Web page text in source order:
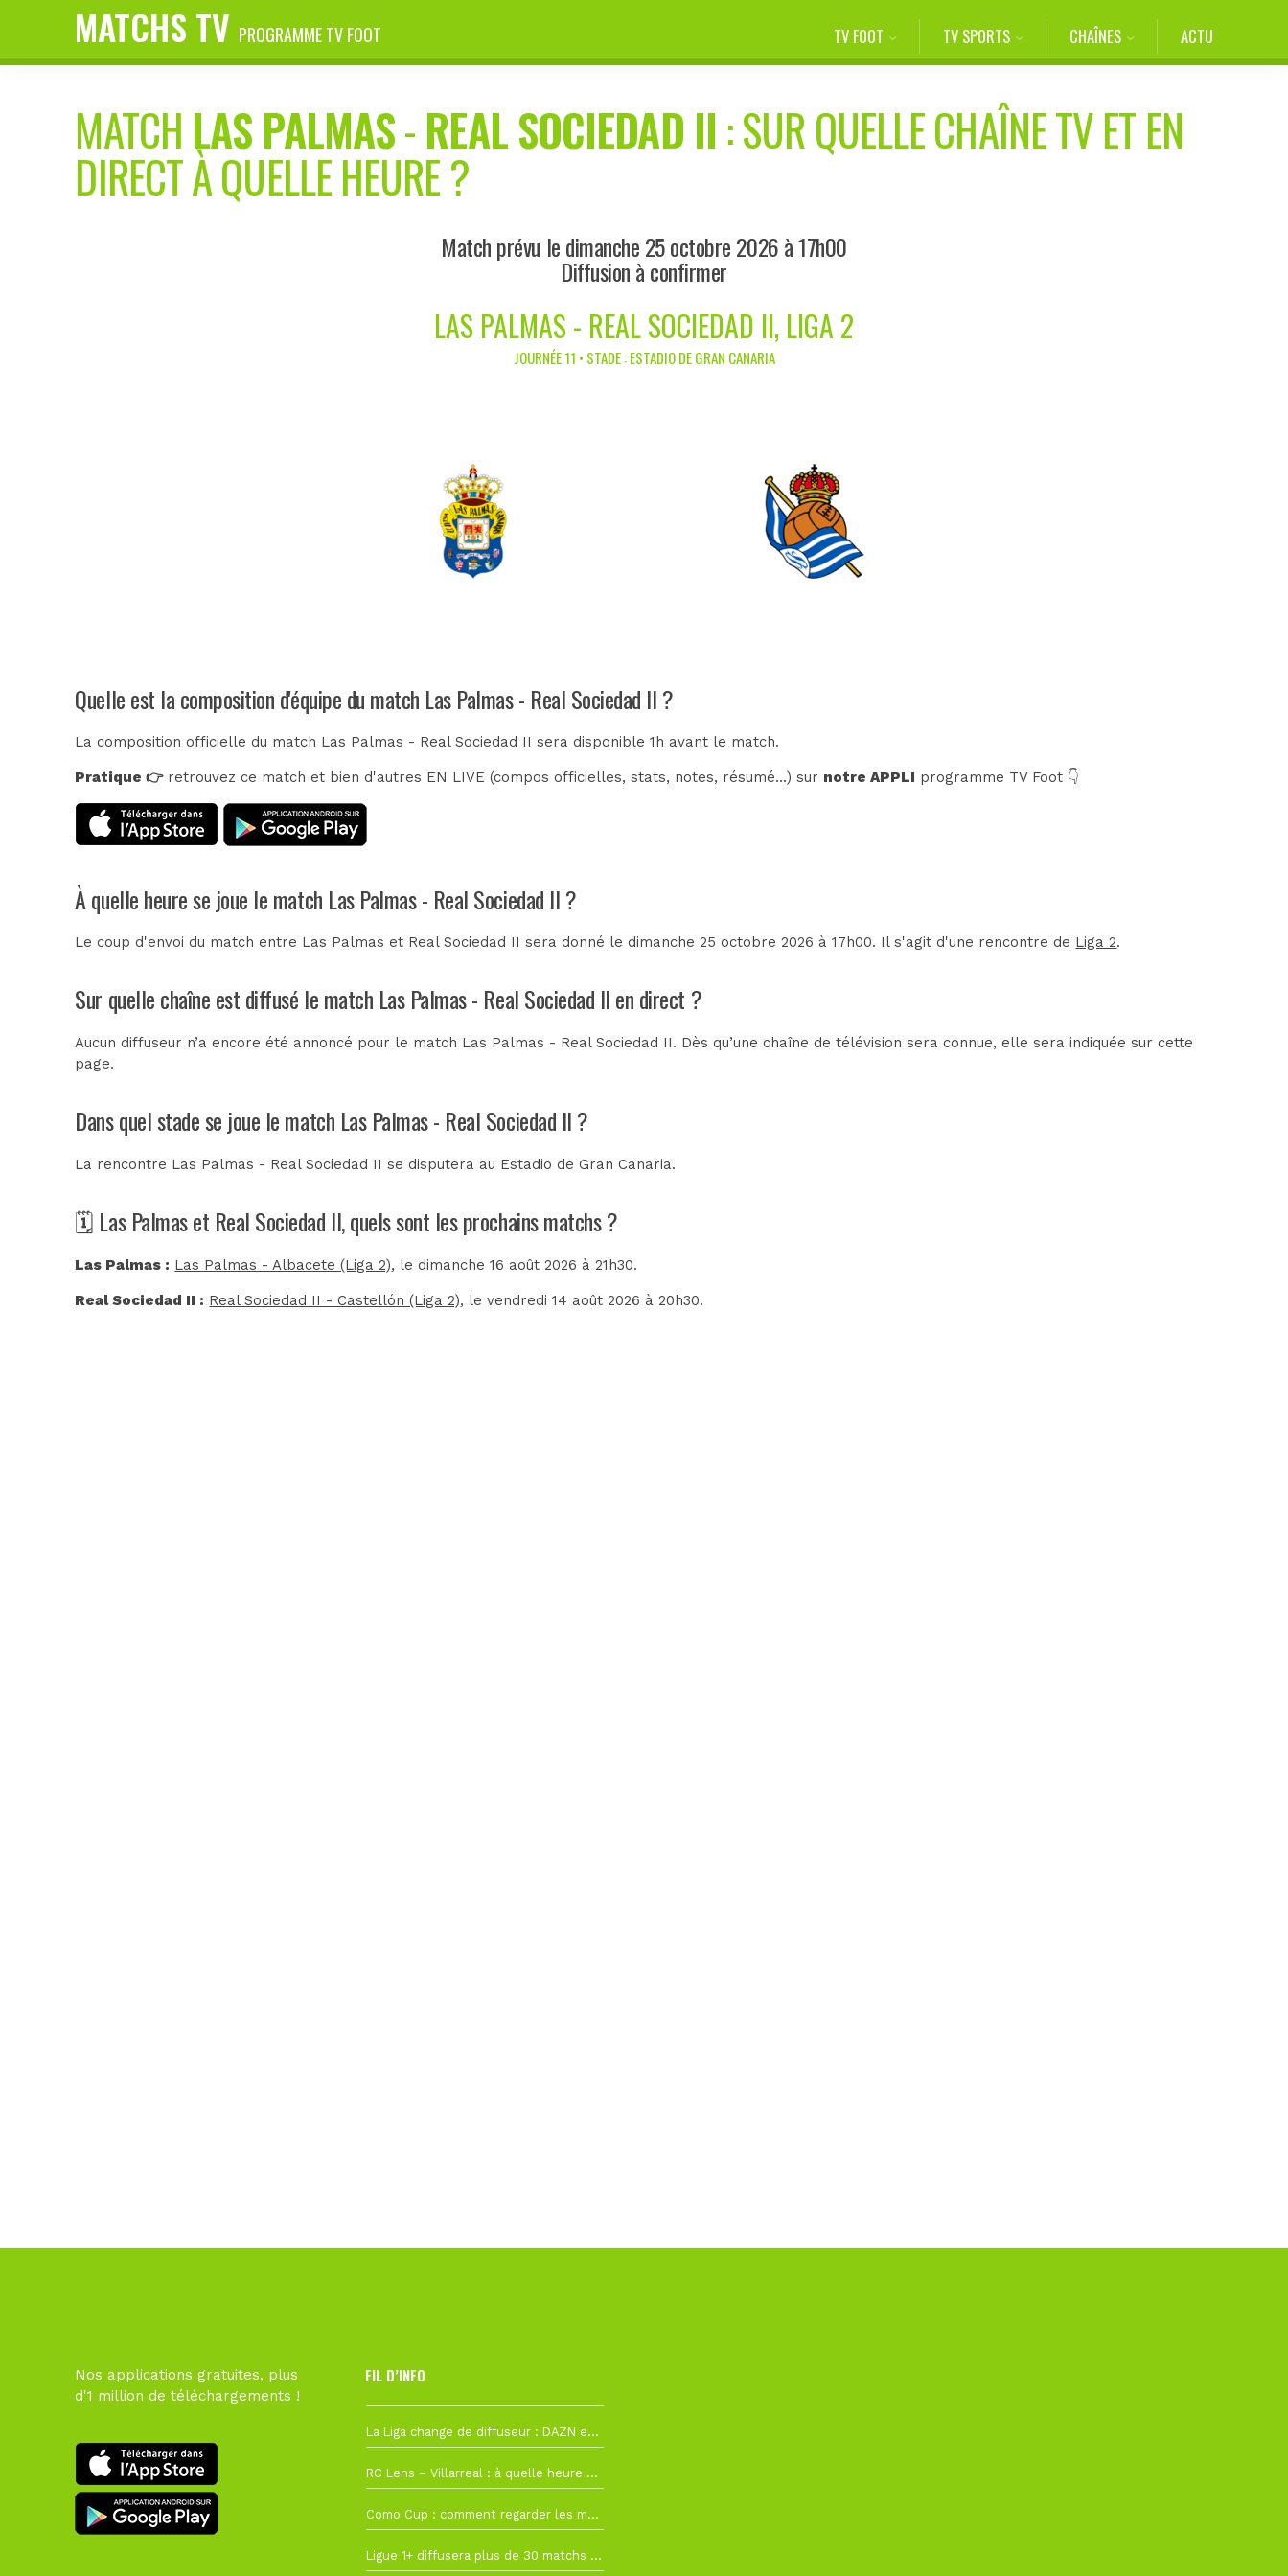
MATCHS TV PROGRAMME TV FOOT TV FOOT TV SPORTS CHAÎNES ACTU
MATCH LAS PALMAS-REAL SOCIEDAD II : SUR QUELLE CHAÎNE TV ET EN
DIRECT À QUELLE HEURE ?
Match prévu le dimanche 25 octobre 2026 à 17h00
Diffusion à confirmer
LAS PALMAS - REAL SOCIEDAD II, LIGA 2
JOURNÉE 11 • STADE : ESTADIO DE GRAN CANARIA
Quelle est la composition d'équipe du match Las Palmas - Real Sociedad II ?
La composition officielle du match Las Palmas - Real Sociedad II sera disponible 1h avant le match.
Pratique 👉retrouvez ce match et bien d'autres EN LIVE (compos officielles, stats, notes, résumé...) sur notre APPLI programme TV Foot 👇
À quelle heure se joue le match Las Palmas - Real Sociedad II ?
Le coup d'envoi du match entre Las Palmas et Real Sociedad II sera donné le dimanche 25 octobre 2026 à 17h00. Il s'agit d'une rencontre de Liga 2.
Sur quelle chaîne est diffusé le match Las Palmas - Real Sociedad II en direct ?
Aucun diffuseur n’a encore été annoncé pour le match Las Palmas - Real Sociedad II. Dès qu’une chaîne de télévision sera connue, elle sera indiquée sur cette
page.
Dans quel stade se joue le match Las Palmas - Real Sociedad II ?
La rencontre Las Palmas - Real Sociedad II se disputera au Estadio de Gran Canaria.
🗓️ Las Palmas et Real Sociedad II, quels sont les prochains matchs ?
Las Palmas : Las Palmas - Albacete (Liga 2), le dimanche 16 août 2026 à 21h30.
Real Sociedad II : Real Sociedad II - Castellón (Liga 2), le vendredi 14 août 2026 à 20h30.
Nos applications gratuites, plus
d'1 million de téléchargements !
FIL D’INFO
La Liga change de diffuseur : DAZN et Disney+ remplacent beIN Sports !
RC Lens – Villarreal : à quelle heure et sur quelle chaîne voir la finale de la Como Cup ?
Como Cup : comment regarder les matchs du RC Lens en direct ?
Ligue 1+ diffusera plus de 30 matchs amicaux avant la reprise de la Ligue 1